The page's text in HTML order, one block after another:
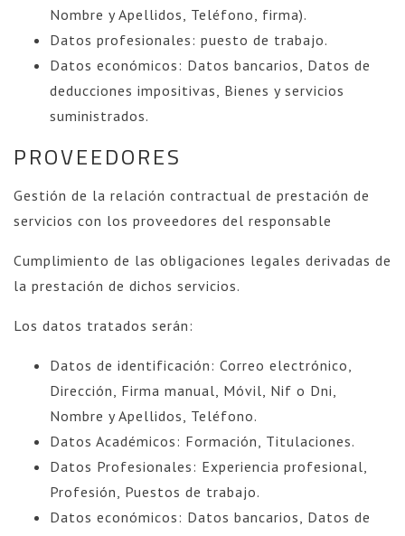
Nombre y Apellidos, Teléfono, firma).
Datos profesionales: puesto de trabajo.
Datos económicos: Datos bancarios, Datos de
deducciones impositivas, Bienes y servicios
suministrados.
PROVEEDORES
Gestión de la relación contractual de prestación de
servicios con los proveedores del responsable
Cumplimiento de las obligaciones legales derivadas de
la prestación de dichos servicios.
Los datos tratados serán:
Datos de identificación: Correo electrónico,
Dirección, Firma manual, Móvil, Nif o Dni,
Nombre y Apellidos, Teléfono.
Datos Académicos: Formación, Titulaciones.
Datos Profesionales: Experiencia profesional,
Profesión, Puestos de trabajo.
Datos económicos: Datos bancarios, Datos de